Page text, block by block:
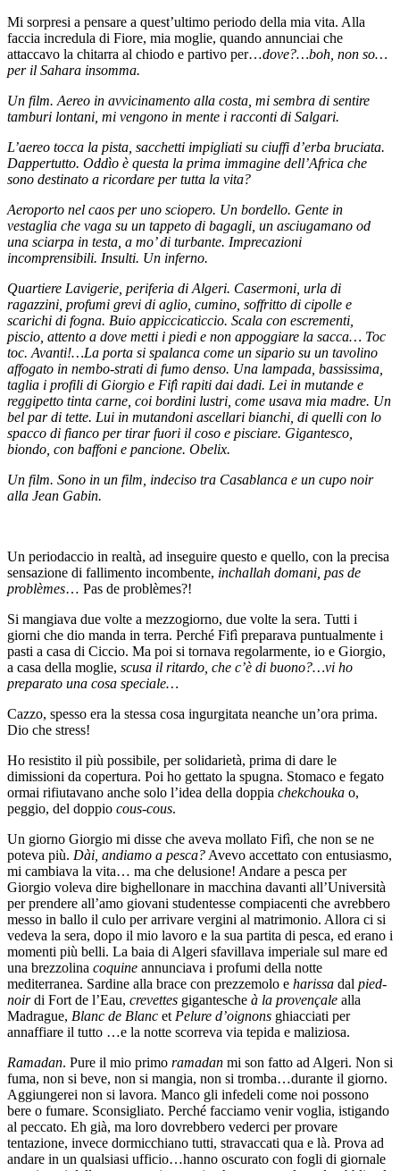
Mi sorpresi a pensare a quest’ultimo periodo della mia vita. Alla
faccia incredula di Fiore, mia moglie, quando annunciai che
attaccavo la chitarra al chiodo e partivo per…dove?…boh, non so…
per il Sahara insomma.
Un film. Aereo in avvicinamento alla costa, mi sembra di sentire
tamburi lontani, mi vengono in mente i racconti di Salgari.
L’aereo tocca la pista, sacchetti impigliati su ciuffi d’erba bruciata.
Dappertutto. Oddìo è questa la prima immagine dell’Africa che
sono destinato a ricordare per tutta la vita?
Aeroporto nel caos per uno sciopero. Un bordello. Gente in
vestaglia che vaga su un tappeto di bagagli, un asciugamano od
una sciarpa in testa, a mo’ di turbante. Imprecazioni
incomprensibili. Insulti. Un inferno.
Quartiere Lavigerie, periferia di Algeri. Casermoni, urla di
ragazzini, profumi grevi di aglio, cumino, soffritto di cipolle e
scarichi di fogna. Buio appiccicaticcio. Scala con escrementi,
piscio, attento a dove metti i piedi e non appoggiare la sacca… Toc
toc. Avanti!…La porta si spalanca come un sipario su un tavolino
affogato in nembo-strati di fumo denso. Una lampada, bassissima,
taglia i profili di Giorgio e Fifì rapiti dai dadi. Lei in mutande e
reggipetto tinta carne, coi bordini lustri, come usava mia madre. Un
bel par di tette. Lui in mutandoni ascellari bianchi, di quelli con lo
spacco di fianco per tirar fuori il coso e pisciare. Gigantesco,
biondo, con baffoni e pancione. Obelix.
Un film. Sono in un film, indeciso tra Casablanca e un cupo noir
alla Jean Gabin.
Un periodaccio in realtà, ad inseguire questo e quello, con la precisa
sensazione di fallimento incombente, inchallah domani, pas de
problèmes… Pas de problèmes?!
Si mangiava due volte a mezzogiorno, due volte la sera. Tutti i
giorni che dio manda in terra. Perché Fifì preparava puntualmente i
pasti a casa di Ciccio. Ma poi si tornava regolarmente, io e Giorgio,
a casa della moglie, scusa il ritardo, che c’è di buono?…vi ho
preparato una cosa speciale…
Cazzo, spesso era la stessa cosa ingurgitata neanche un’ora prima.
Dio che stress!
Ho resistito il più possibile, per solidarietà, prima di dare le
dimissioni da copertura. Poi ho gettato la spugna. Stomaco e fegato
ormai rifiutavano anche solo l’idea della doppia chekchouka o,
peggio, del doppio cous-cous.
Un giorno Giorgio mi disse che aveva mollato Fifì, che non se ne
poteva più. Dài, andiamo a pesca? Avevo accettato con entusiasmo,
mi cambiava la vita… ma che delusione! Andare a pesca per
Giorgio voleva dire bighellonare in macchina davanti all’Università
per prendere all’amo giovani studentesse compiacenti che avrebbero
messo in ballo il culo per arrivare vergini al matrimonio. Allora ci si
vedeva la sera, dopo il mio lavoro e la sua partita di pesca, ed erano i
momenti più belli. La baia di Algeri sfavillava imperiale sul mare ed
una brezzolina coquine annunciava i profumi della notte
mediterranea. Sardine alla brace con prezzemolo e harissa dal pied-
noirdi Fort de l’Eau, crevettes gigantesche à la provençale alla
Madrague, Blanc de Blanc et Pelure d’oignons ghiacciati per
annaffiare il tutto …e la notte scorreva via tepida e maliziosa.
Ramadan. Pure il mio primo ramadan mi son fatto ad Algeri. Non si
fuma, non si beve, non si mangia, non si tromba…durante il giorno.
Aggiungerei non si lavora. Manco gli infedeli come noi possono
bere o fumare. Sconsigliato. Perché facciamo venir voglia, istigando
al peccato. Eh già, ma loro dovrebbero vederci per provare
tentazione, invece dormicchiano tutti, stravaccati qua e là. Prova ad
andare in un qualsiasi ufficio…hanno oscurato con fogli di giornale